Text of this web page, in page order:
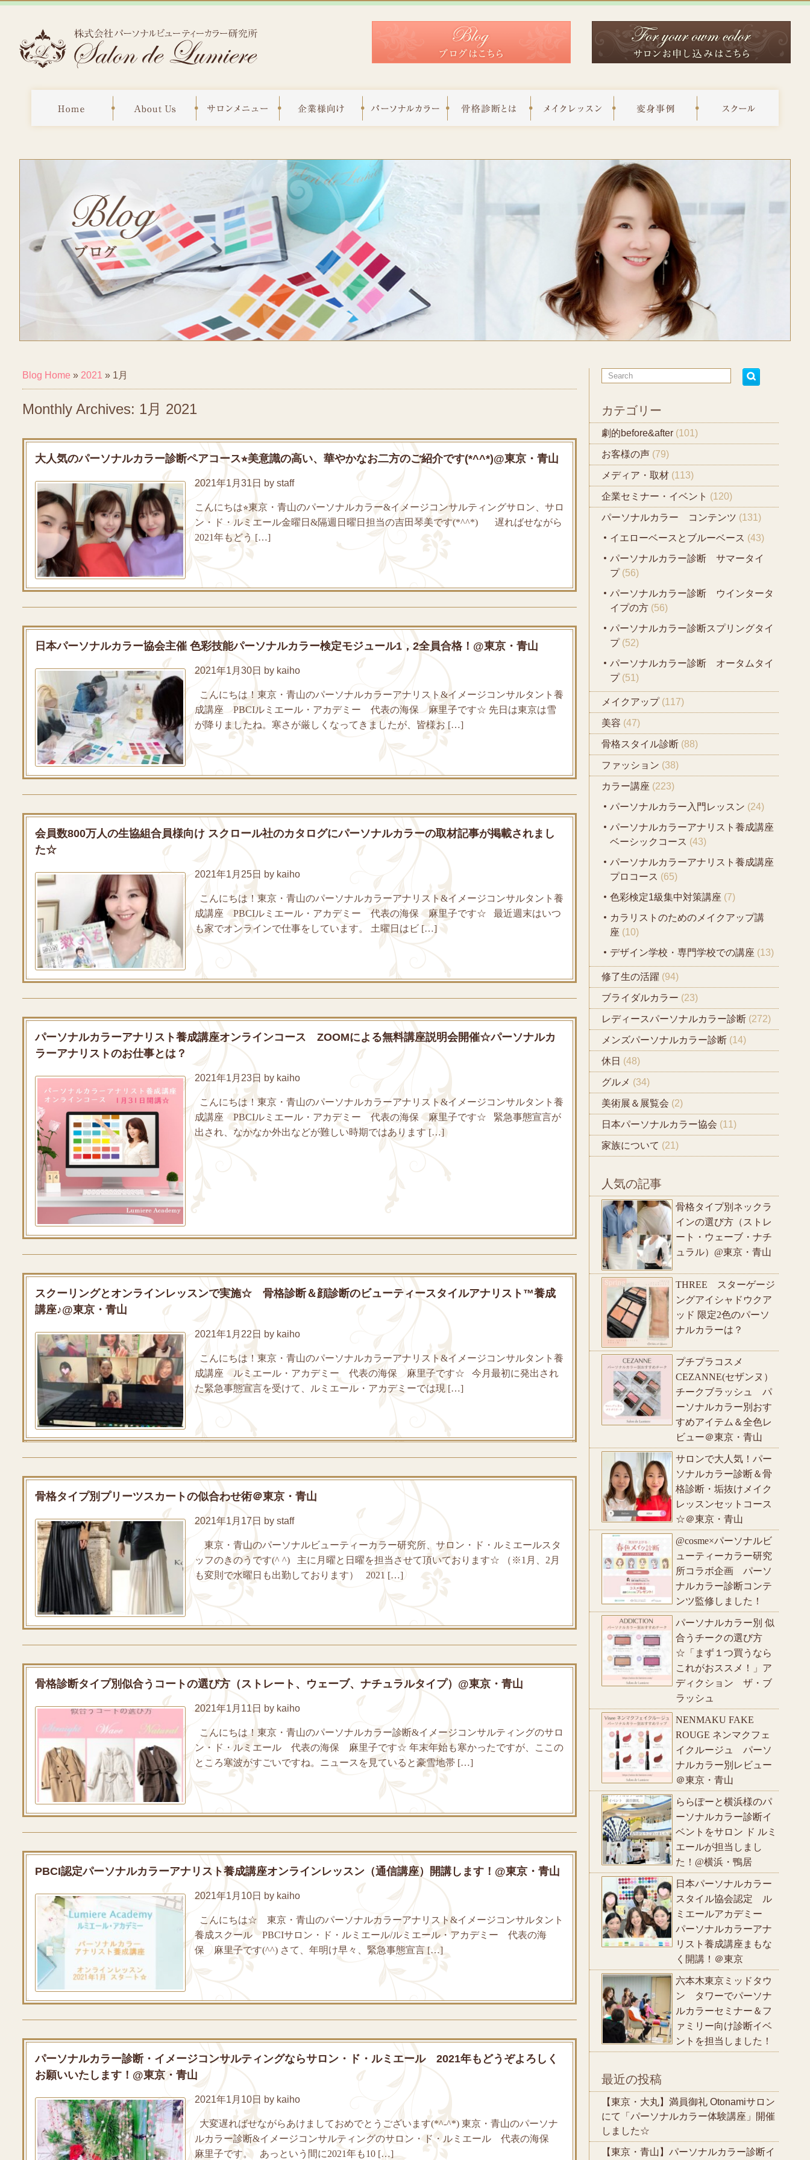
Blog Home » 2021 » 1月
Monthly Archives: 1月 2021
大人気のパーソナルカラー診断ペアコース⭐︎美意識の高い、華やかなお二方のご紹介です(*^^*)@東京・青山
2021年1月31日 by staff
こんにちは⭐︎東京・青山のパーソナルカラー&イメージコンサルティングサロン、サロ
ン・ド・ルミエール金曜日&隔週日曜日担当の吉田琴美です(*^^*) 遅ればせながら
2021年もどう […]
日本パーソナルカラー協会主催 色彩技能パーソナルカラー検定モジュール1，2全員合格！@東京・青山
2021年1月30日 by kaiho
こんにちは！東京・青山のパーソナルカラーアナリスト&イメージコンサルタント養
成講座 PBCIルミエール・アカデミー 代表の海保 麻里子です☆ 先日は東京は雪
が降りましたね。寒さが厳しくなってきましたが、皆様お […]
会員数800万人の生協組合員様向け スクロール社のカタログにパーソナルカラーの取材記事が掲載されまし
た☆
2021年1月25日 by kaiho
こんにちは！東京・青山のパーソナルカラーアナリスト&イメージコンサルタント養
成講座 PBCIルミエール・アカデミー 代表の海保 麻里子です☆ 最近週末はいつ
も家でオンラインで仕事をしています。 土曜日はビ […]
パーソナルカラーアナリスト養成講座オンラインコース ZOOMによる無料講座説明会開催☆パーソナルカ
ラーアナリストのお仕事とは？
2021年1月23日 by kaiho
こんにちは！東京・青山のパーソナルカラーアナリスト&イメージコンサルタント養
成講座 PBCIルミエール・アカデミー 代表の海保 麻里子です☆ 緊急事態宣言が
出され、なかなか外出などが難しい時期ではあります […]
スクーリングとオンラインレッスンで実施☆ 骨格診断＆顔診断のビューティースタイルアナリスト™養成
講座♪@東京・青山
2021年1月22日 by kaiho
こんにちは！東京・青山のパーソナルカラーアナリスト&イメージコンサルタント養
成講座 ルミエール・アカデミー 代表の海保 麻里子です☆ 今月最初に発出され
た緊急事態宣言を受けて、ルミエール・アカデミーでは現 […]
骨格タイプ別プリーツスカートの似合わせ術＠東京・青山
2021年1月17日 by staff
東京・青山のパーソナルビューティーカラー研究所、サロン・ド・ルミエールスタ
ッフのきのうです(^ ^) 主に月曜と日曜を担当させて頂いております☆ （※1月、2月
も変則で水曜日も出勤しております） 2021 […]
骨格診断タイプ別似合うコートの選び方（ストレート、ウェーブ、ナチュラルタイプ）@東京・青山
2021年1月11日 by kaiho
こんにちは！東京・青山のパーソナルカラー診断&イメージコンサルティングのサロ
ン・ド・ルミエール 代表の海保 麻里子です☆ 年末年始も寒かったですが、ここの
ところ寒波がすごいですね。ニュースを見ていると豪雪地帯 […]
PBCI認定パーソナルカラーアナリスト養成講座オンラインレッスン（通信講座）開講します！@東京・青山
2021年1月10日 by kaiho
こんにちは☆ 東京・青山のパーソナルカラーアナリスト&イメージコンサルタント
養成スクール PBCIサロン・ド・ルミエール/ルミエール・アカデミー 代表の海
保 麻里子です(^^) さて、年明け早々、緊急事態宣言 […]
パーソナルカラー診断・イメージコンサルティングならサロン・ド・ルミエール 2021年もどうぞよろしく
お願いいたします！@東京・青山
2021年1月10日 by kaiho
大変遅ればせながらあけましておめでとうございます(*^-^*) 東京・青山のパーソナ
ルカラー診断&イメージコンサルティングのサロン・ド・ルミエール 代表の海保
麻里子です。 あっという間に2021年も10 […]
カテゴリー
劇的before&after (101)
お客様の声 (79)
メディア・取材 (113)
企業セミナー・イベント (120)
パーソナルカラー コンテンツ (131)
イエローベースとブルーベース (43)
パーソナルカラー診断 サマータイ
プ(56)
パーソナルカラー診断 ウインタータ
イプの方 (56)
パーソナルカラー診断スプリングタイ
プ(52)
パーソナルカラー診断 オータムタイ
プ(51)
メイクアップ(117)
美容 (47)
骨格スタイル診断 (88)
ファッション (38)
カラー講座 (223)
パーソナルカラー入門レッスン (24)
パーソナルカラーアナリスト養成講座
ベーシックコース (43)
パーソナルカラーアナリスト養成講座
プロコース (65)
色彩検定1級集中対策講座 (7)
カラリストのためのメイクアップ講
座 (10)
デザイン学校・専門学校での講座 (13)
修了生の活躍 (94)
ブライダルカラー (23)
レディースパーソナルカラー診断 (272)
メンズパーソナルカラー診断 (14)
休日 (48)
グルメ (34)
美術展＆展覧会 (2)
日本パーソナルカラー協会 (11)
家族について (21)
人気の記事
骨格タイプ別ネックラ
インの選び方（ストレ
ート・ウェーブ・ナチ
ュラル）@東京・青山
THREE スターゲージ
ングアイシャドウクア
ッド 限定2色のパーソ
ナルカラーは？
プチプラコスメ
CEZANNE(セザンヌ）
チークブラッシュ パ
ーソナルカラー別おす
すめアイテム＆全色レ
ビュー＠東京・青山
サロンで大人気！パー
ソナルカラー診断＆骨
格診断・垢抜けメイク
レッスンセットコース
☆＠東京・青山
@cosme×パーソナルビ
ューティーカラー研究
所コラボ企画 パーソ
ナルカラー診断コンテ
ンツ監修しました！
パーソナルカラー別 似
合うチークの選び方
☆「まず１つ買うなら
これがおススメ！」ア
ディクション ザ・ブ
ラッシュ
NENMAKU FAKE
ROUGE ネンマクフェ
イクルージュ パーソ
ナルカラー別レビュー
＠東京・青山
ららぽーと横浜様のパ
ーソナルカラー診断イ
ベントをサロン ド ルミ
エールが担当しまし
た！@横浜・鴨居
日本パーソナルカラー
スタイル協会認定 ル
ミエールアカデミー
パーソナルカラーアナ
リスト養成講座まもな
く開講！＠東京
六本木東京ミッドタウ
ン タワーでパーソナ
ルカラーセミナー＆フ
ァミリー向け診断イベ
ントを担当しました！
最近の投稿
【東京・大丸】満員御礼 Otonamiサロン
にて「パーソナルカラー体験講座」開催
しました☆
【東京・青山】パーソナルカラー診断イ